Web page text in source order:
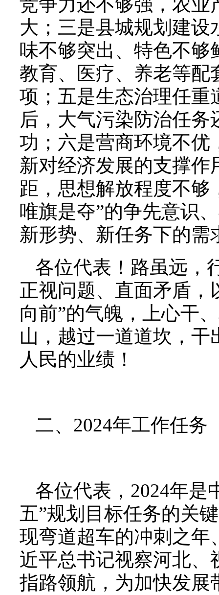
大；三是县城规划建
味不够突出、特色不够
教育、医疗、养老等配
项；五是生态治理任重
后，大气污染防治任
功；六是营商环境不优
新对经济发展的支撑
距，思想解放程度不够
唯旗是夺”的争先意识
新形势、新任务下的需
各位代表！路虽远，
正视问题、直面矛盾，
向前”的气魄，上心干
山，越过一道道坎，
人民的业绩！
二、2024年工作任务
各位代表，2024年是
五”规划目标任务的关
现弯道超车的冲刺之年
近平总书记视察河北、
指路领航，为加快发展